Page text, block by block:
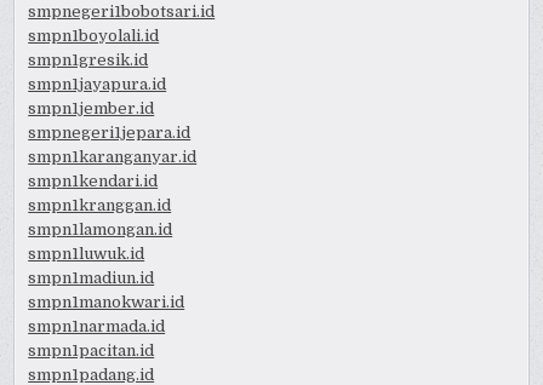
smpnegeri1bobotsari.id
smpn1boyolali.id
smpn1gresik.id
smpn1jayapura.id
smpn1jember.id
smpnegeri1jepara.id
smpn1karanganyar.id
smpn1kendari.id
smpn1kranggan.id
smpn1lamongan.id
smpn1luwuk.id
smpn1madiun.id
smpn1manokwari.id
smpn1narmada.id
smpn1pacitan.id
smpn1padang.id